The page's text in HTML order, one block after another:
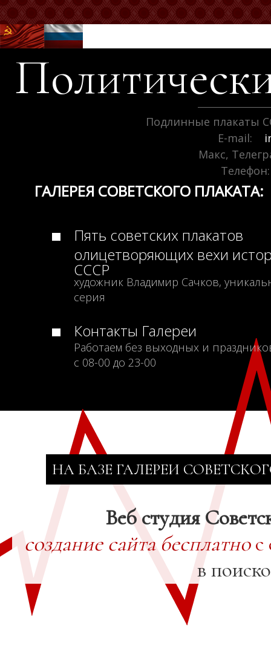
Подлинные плакаты
E-mail:
Макс,
Телефон:
ГАЛЕРЕЯ СОВЕТСКОГО ПЛАКАТА:
Пять советских плакатов
олицетворяющих вехи
СССР
художник Владимир Сачков,
серия
Контакты Галереи
Работаем без выходных и
с 08-00 до 23-00
НА БАЗЕ ГАЛЕРЕИ
Веб студия
создание сайта бесплатнос
в